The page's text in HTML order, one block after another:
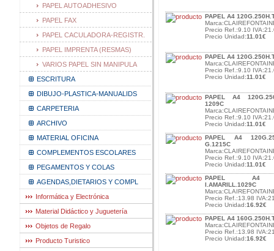
PAPEL AUTOADHESIVO
PAPEL FAX
PAPEL CACULADORA-REGISTR.
PAPEL IMPRENTA (RESMAS)
VARIOS PAPEL SIN MANIPULA
ESCRITURA
DIBUJO-PLASTICA-MANUALIDS
CARPETERIA
ARCHIVO
MATERIAL OFICINA
COMPLEMENTOS ESCOLARES
PEGAMENTOS Y COLAS
AGENDAS,DIETARIOS Y COMPL
Informática y Electrónica
Material Didáctico y Juguetería
Objetos de Regalo
Producto Turistico
PAPEL A4
Precio Ref.:9.10
Precio Unidad:11.01€
PAPEL A4
Precio Ref.:9.10
Precio Unidad:11.01€
PAPEL A4
1209C
Precio Ref.:9.10
Precio Unidad:11.01€
PAPEL A4
G.1215C
Precio Ref.:9.10
Precio Unidad:11.01€
PAPEL A4
I.AMARILL.1029C
Precio Ref.:13.98
Precio Unidad:16.92€
PAPEL A4
Precio Ref.:13.98
Precio Unidad:16.92€